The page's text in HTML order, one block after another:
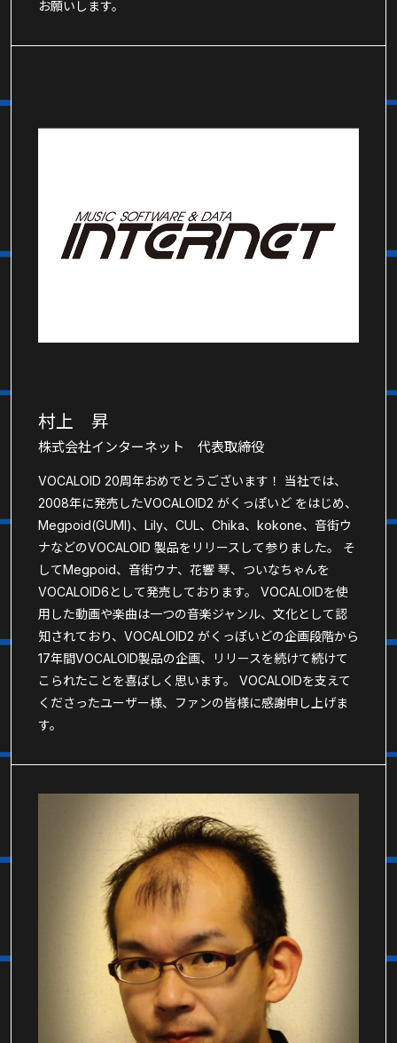
お願いします。
村上 昇
株式会社インターネット 代表取締役
VOCALOID 20周年おめでとうございます！ 当社では、
2008年に発売したVOCALOID2 がくっぽいど をはじめ、
Megpoid(GUMI)、Lily、CUL、Chika、kokone、音街ウ
ナなどのVOCALOID 製品をリリースして参りました。 そ
してMegpoid、音街ウナ、花響 琴、ついなちゃんを
VOCALOID6として発売しております。 VOCALOIDを使
用した動画や楽曲は一つの音楽ジャンル、文化として認
知されており、VOCALOID2 がくっぽいどの企画段階から
17年間VOCALOID製品の企画、リリースを続けて続けて
こられたことを喜ばしく思います。 VOCALOIDを支えて
くださったユーザー様、ファンの皆様に感謝申し上げま
す。